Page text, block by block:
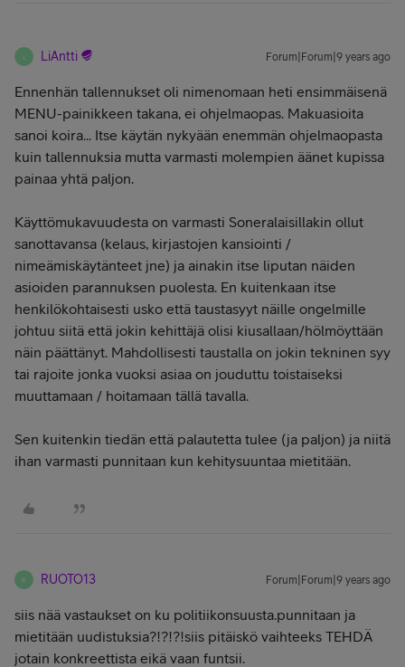
LiAntti Forum|Forum|9 years ago
Ennenhän tallennukset oli nimenomaan heti ensimmäisenä
MENU-painikkeen takana, ei ohjelmaopas. Makuasioita
sanoi koira... Itse käytän nykyään enemmän ohjelmaopasta
kuin tallennuksia mutta varmasti molempien äänet kupissa
painaa yhtä paljon.
Käyttömukavuudesta on varmasti Soneralaisillakin ollut
sanottavansa (kelaus, kirjastojen kansiointi /
nimeämiskäytänteet jne) ja ainakin itse liputan näiden
asioiden parannuksen puolesta. En kuitenkaan itse
henkilökohtaisesti usko että taustasyyt näille ongelmille
johtuu siitä että jokin kehittäjä olisi kiusallaan/hölmöyttään
näin päättänyt. Mahdollisesti taustalla on jokin tekninen syy
tai rajoite jonka vuoksi asiaa on jouduttu toistaiseksi
muuttamaan / hoitamaan tällä tavalla.
Sen kuitenkin tiedän että palautetta tulee (ja paljon) ja niitä
ihan varmasti punnitaan kun kehitysuuntaa mietitään.
R RUOTO13 Forum|Forum|9 years ago
siis nää vastaukset on ku politiikonsuusta.punnitaan ja
mietitään uudistuksia?!?!?!siis pitäiskö vaihteeks TEHDÄ
jotain konkreettista eikä vaan funtsii.